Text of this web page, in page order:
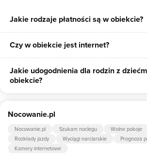
Jakie rodzaje płatności są w obiekcie?
W obiekcie dostępne są następujące formy
Czy w obiekcie jest internet?
Tak, Pokoje gościnne U Małego udostępnia
internet.
Jakie udogodnienia dla rodzin z
obiekcie?
U Małego to: gry planszowe/multimedialne,
krzesło do karmienia dziecka, wanienka do
Nocowanie.pl
Nocowanie.pl Szukam noclegu Wolne pokoje
Rozkłady jazdy
Wyciągi narciarskie
Prognoza
Kamery internetowe